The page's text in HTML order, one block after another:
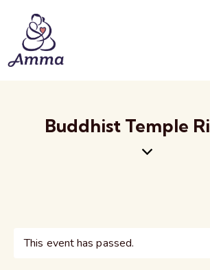
Buddhist Temple
This event has passed.